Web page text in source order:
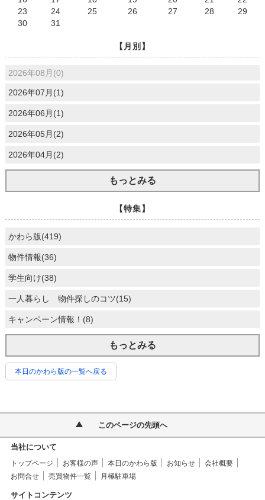
23
24 25 26 27 28
29
30
31
【月別】
2026年08月(0)
2026年07月(1)
2026年06月(1)
2026年05月(2)
2026年04月(2)
もっとみる
【特集】
かわら版(419)
物件情報(36)
学生向け(38)
一人暮らし 物件探しのコツ(15)
キャンペーン情報！(8)
もっとみる
本日のかわら版の一覧へ戻る
このページの先頭へ
当社について
トップページ お客様の声 本日のかわら版 お知らせ
会社概要
お問合せ
売買物件一覧 月極駐車場
サイトコンテンツ